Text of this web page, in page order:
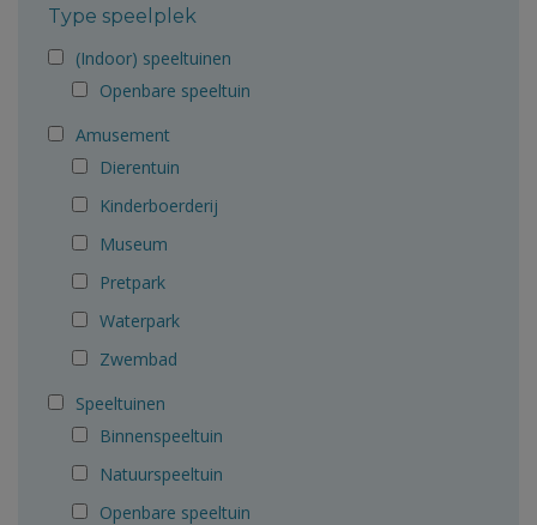
Type speelplek
(Indoor) speeltuinen
Openbare speeltuin
Amusement
Dierentuin
Kinderboerderij
Museum
Pretpark
Waterpark
Zwembad
Speeltuinen
Binnenspeeltuin
Natuurspeeltuin
Openbare speeltuin